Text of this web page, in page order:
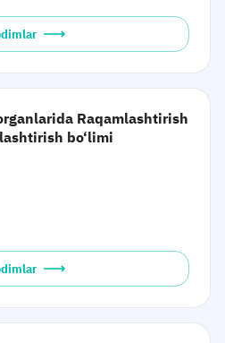
Raqamlashtirish
bo‘limi